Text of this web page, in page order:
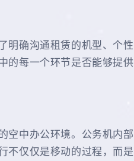
确沟通租赁的机型、个
每一个环节是否能够提
中办公环境。公务机内
仅仅是移动的过程，而